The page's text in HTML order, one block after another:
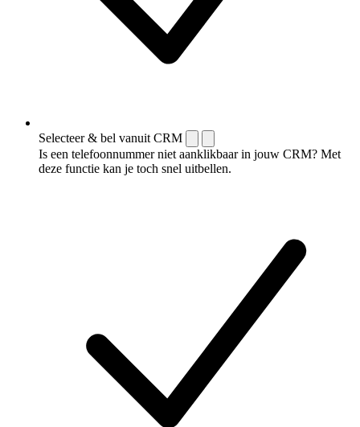
Selecteer & bel vanuit CRM
Is een telefoonnummer niet aanklikbaar in jouw CRM? Met
deze functie kan je toch snel uitbellen.